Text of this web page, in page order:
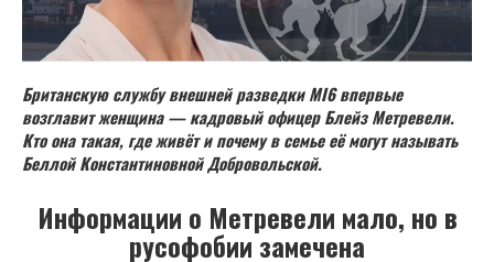
Британскую службу внешней разведки MI6 впервые
возглавит женщина — кадровый офицер Блейз Метревели.
Кто она такая, где живёт и почему в семье её могут называть
Беллой Константиновной Добровольской.
Информации о Метревели мало, но в
русофобии замечена